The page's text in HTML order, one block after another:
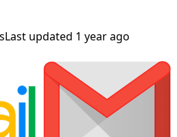
Last updated 1 year ago